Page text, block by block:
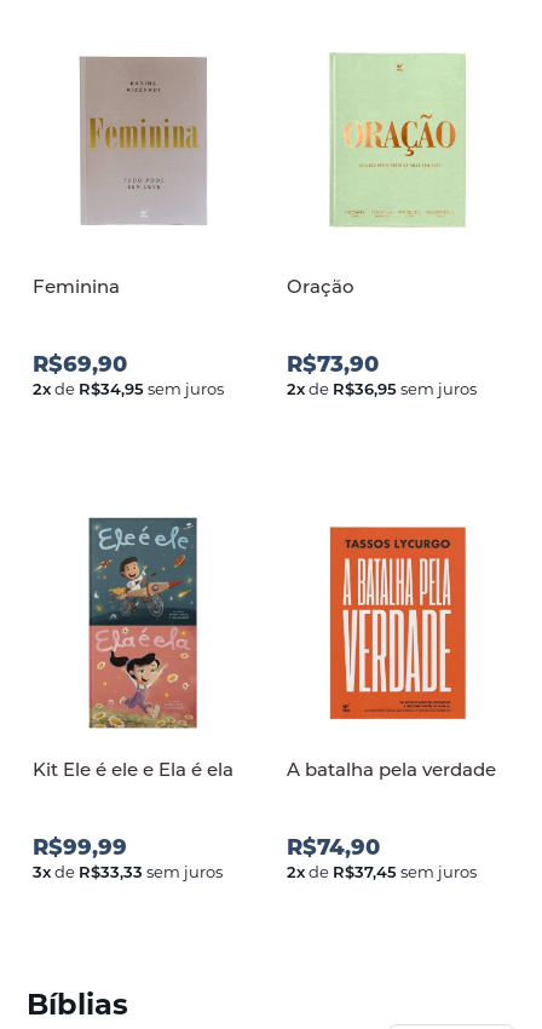
Feminina
R$69,90
2xde R$34,95sem juros
Oração
R$73,90
2xde R$36,95sem juros
Kit Ele é ele e Ela é ela
R$99,99
3xde R$33,33 sem juros
A batalha pela verdade
R$74,90
2xde R$37,45sem juros
Bíblias